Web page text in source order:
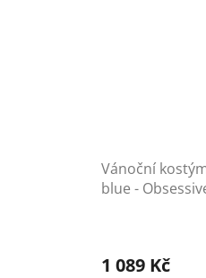
Vánoční
blue -
1 089 Kč